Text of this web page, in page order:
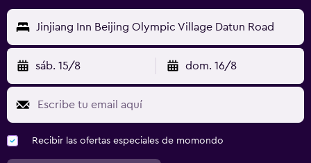
Jinjiang Inn Beijing Olympic Village Datun Road
sáb. 15/8 dom. 16/8
Recibir las ofertas especiales de momondo